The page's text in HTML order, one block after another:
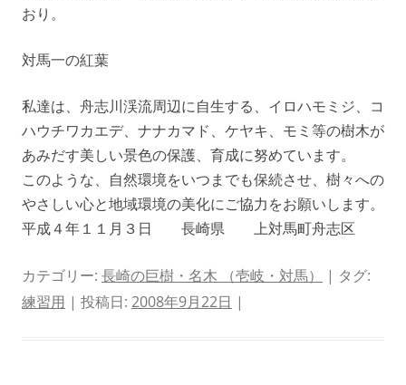
おり。
対馬一の紅葉
私達は、舟志川渓流周辺に自生する、イロハモミジ、コ
ハウチワカエデ、ナナカマド、ケヤキ、モミ等の樹木が
あみだす美しい景色の保護、育成に努めています。
このような、自然環境をいつまでも保続させ、樹々への
やさしい心と地域環境の美化にご協力をお願いします。
平成４年１１月３日 長崎県 上対馬町舟志区
カテゴリー: 長崎の巨樹・名木 （壱岐・対馬）
| タグ:
練習用 | 投稿日: 2008年9月22日 |